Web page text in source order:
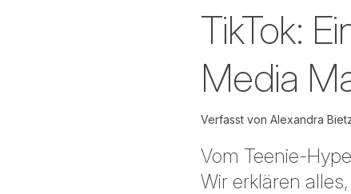
TikTok:
Media
Verfasst von Alexandra
Vom Teenie-
Wir erklären